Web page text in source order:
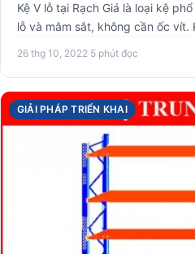
Kệ V lỗ tại Rạch Giá là loại kệ
lỗ và mâm sắt, không cần ốc
26 thg 10, 2022·5 phút đọc
GIẢI PHÁP TRIỂN KHAI